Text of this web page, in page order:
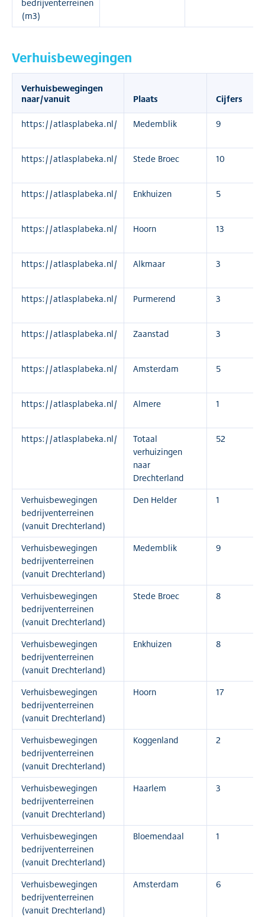
bedrijventerreinen
(m3)
Verhuisbewegingen
Verhuisbewegingen
naar/vanuit
Plaats Cijfers
https://atlasplabeka.nl/ Medemblik 9
https://atlasplabeka.nl/ Stede Broec 10
https://atlasplabeka.nl/ Enkhuizen 5
https://atlasplabeka.nl/ Hoorn 13
https://atlasplabeka.nl/ Alkmaar 3
https://atlasplabeka.nl/ Purmerend 3
https://atlasplabeka.nl/ Zaanstad 3
https://atlasplabeka.nl/ Amsterdam 5
https://atlasplabeka.nl/ Almere 1
https://atlasplabeka.nl/
Totaal
verhuizingen
naar
Drechterland
52
Verhuisbewegingen
bedrijventerreinen
(vanuit Drechterland)
Den Helder 1
Verhuisbewegingen
bedrijventerreinen
(vanuit Drechterland)
Medemblik 9
Verhuisbewegingen
bedrijventerreinen
(vanuit Drechterland)
Stede Broec 8
Verhuisbewegingen
bedrijventerreinen
(vanuit Drechterland)
Enkhuizen 8
Verhuisbewegingen
bedrijventerreinen
(vanuit Drechterland)
Hoorn 17
Verhuisbewegingen
bedrijventerreinen
(vanuit Drechterland)
Koggenland 2
Verhuisbewegingen
bedrijventerreinen
(vanuit Drechterland)
Haarlem 3
Verhuisbewegingen
bedrijventerreinen
(vanuit Drechterland)
Bloemendaal 1
Verhuisbewegingen
bedrijventerreinen
(vanuit Drechterland)
Amsterdam 6